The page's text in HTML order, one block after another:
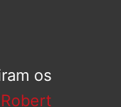
os
Robert